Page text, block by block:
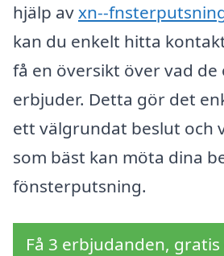
hjälp avxn--
kan du enkelt hitta
få en översikt över vad
erbjuder. Detta gör det
ett välgrundat beslut och
som bäst kan möta dina
fönsterputsning.
Få 3 erbjudanden,